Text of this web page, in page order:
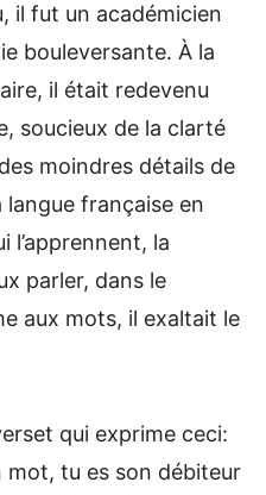
il fut un académicien
bouleversante. À la
il était redevenu
soucieux de la clarté
moindres détails de
française en
l’apprennent, la
parler, dans le
aux mots, il exaltait le
qui exprime ceci:
mot, tu es son débiteur